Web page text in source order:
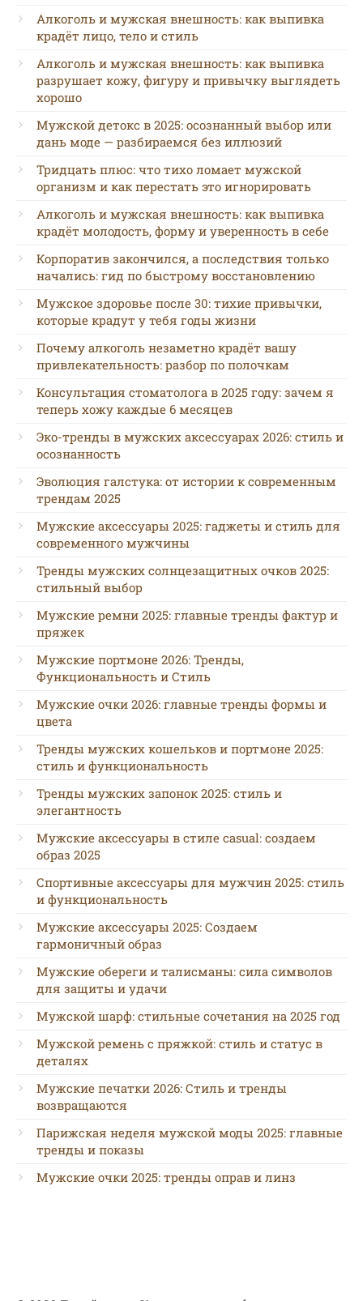
Алкоголь и мужская внешность: как выпивка
крадёт лицо, тело и стиль
Алкоголь и мужская внешность: как выпивка
разрушает кожу, фигуру и привычку выглядеть
хорошо
Мужской детокс в 2025: осознанный выбор или
дань моде — разбираемся без иллюзий
Тридцать плюс: что тихо ломает мужской
организм и как перестать это игнорировать
Алкоголь и мужская внешность: как выпивка
крадёт молодость, форму и уверенность в себе
Корпоратив закончился, а последствия только
начались: гид по быстрому восстановлению
Мужское здоровье после 30: тихие привычки,
которые крадут у тебя годы жизни
Почему алкоголь незаметно крадёт вашу
привлекательность: разбор по полочкам
Консультация стоматолога в 2025 году: зачем я
теперь хожу каждые 6 месяцев
Эко-тренды в мужских аксессуарах 2026: стиль и
осознанность
Эволюция галстука: от истории к современным
трендам 2025
Мужские аксессуары 2025: гаджеты и стиль для
современного мужчины
Тренды мужских солнцезащитных очков 2025:
стильный выбор
Мужские ремни 2025: главные тренды фактур и
пряжек
Мужские портмоне 2026: Тренды,
Функциональность и Стиль
Мужские очки 2026: главные тренды формы и
цвета
Тренды мужских кошельков и портмоне 2025:
стиль и функциональность
Тренды мужских запонок 2025: стиль и
элегантность
Мужские аксессуары в стиле casual: создаем
образ 2025
Спортивные аксессуары для мужчин 2025: стиль
и функциональность
Мужские аксессуары 2025: Создаем
гармоничный образ
Мужские обереги и талисманы: сила символов
для защиты и удачи
Мужской шарф: стильные сочетания на 2025 год
Мужской ремень с пряжкой: стиль и статус в
деталях
Мужские печатки 2026: Стиль и тренды
возвращаются
Парижская неделя мужской моды 2025: главные
тренды и показы
Мужские очки 2025: тренды оправ и линз